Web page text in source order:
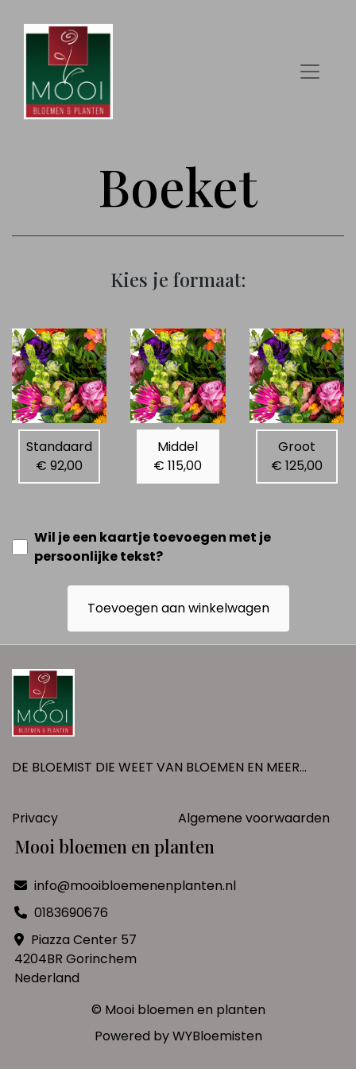
Boeket
Kies je formaat:
Standaard
€ 92,00
Middel
€ 115,00
Groot
€ 125,00
Wil je een kaartje toevoegen met je
persoonlijke tekst?
Toevoegen aan winkelwagen
DE BLOEMIST DIE WEET VAN BLOEMEN EN MEER...
Privacy Algemene voorwaarden
Mooi bloemen en planten
info@mooibloemenenplanten.nl
0183690676
Piazza Center 57
4204BR Gorinchem
Nederland
© Mooi bloemen en planten
Powered byWYBloemisten